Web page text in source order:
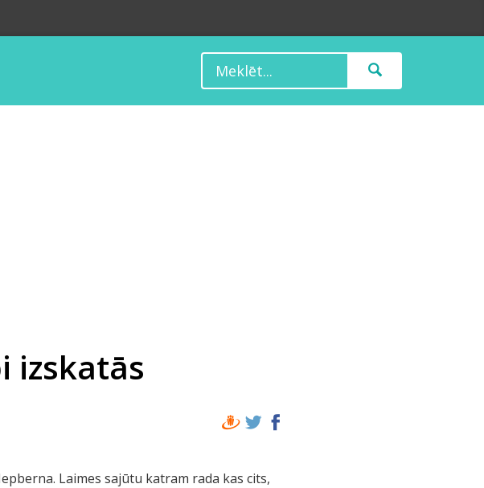
izskatās
Laimes sajūtu katram rada kas cits,